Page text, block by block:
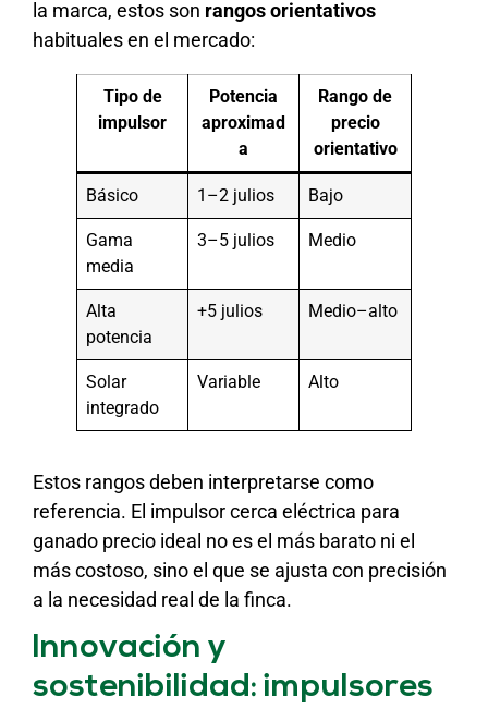
la marca, estos son rangos orientativos
habituales en el mercado:
Tipo de
impulsor
Potencia
aproximad
a
Rango de
precio
orientativo
Básico 1–2 julios Bajo
Gama
media
3–5 julios Medio
Alta
potencia
+5 julios Medio–alto
Solar
integrado
Variable Alto
Estos rangos deben interpretarse como
referencia. El impulsor cerca eléctrica para
ganado precio ideal no es el más barato ni el
más costoso, sino el que se ajusta con precisión
a la necesidad real de la finca.
Innovación y
sostenibilidad: impulsores